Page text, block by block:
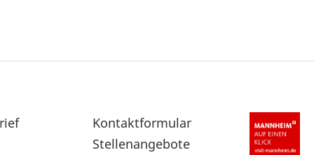
Sekundärnavigation
im
Kontaktformular
Stellenangebote